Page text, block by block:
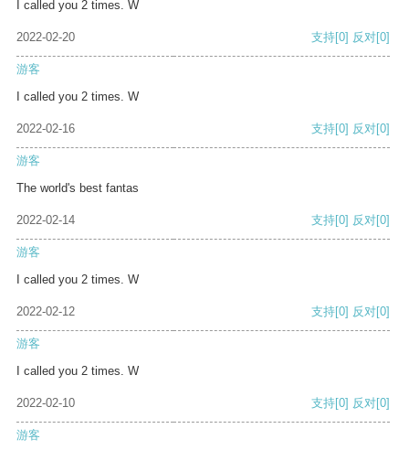
I called you 2 times. W
2022-02-20 支持[0] 反对[0]
游客
I called you 2 times. W
2022-02-16 支持[0] 反对[0]
游客
The world's best fantas
2022-02-14 支持[0] 反对[0]
游客
I called you 2 times. W
2022-02-12 支持[0] 反对[0]
游客
I called you 2 times. W
2022-02-10 支持[0] 反对[0]
游客